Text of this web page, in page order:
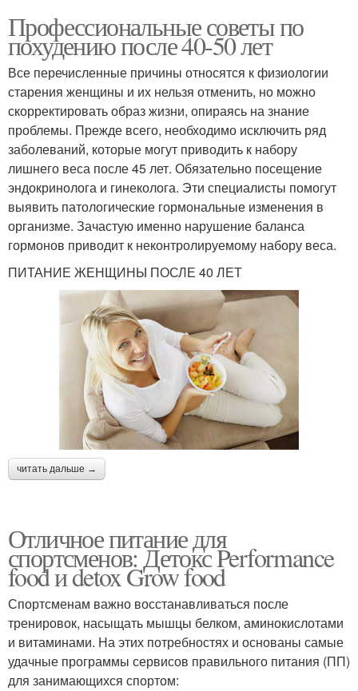
Профессиональные советы по
похудению после 40-50 лет
Все перечисленные причины относятся к физиологии
старения женщины и их нельзя отменить, но можно
скорректировать образ жизни, опираясь на знание
проблемы. Прежде всего, необходимо исключить ряд
заболеваний, которые могут приводить к набору
лишнего веса после 45 лет. Обязательно посещение
эндокринолога и гинеколога. Эти специалисты помогут
выявить патологические гормональные изменения в
организме. Зачастую именно нарушение баланса
гормонов приводит к неконтролируемому набору веса.
ПИТАНИЕ ЖЕНЩИНЫ ПОСЛЕ 40 ЛЕТ
читать дальше →
Отличное питание для
спортсменов: Детокс Performance
food и detox Grow food
Спортсменам важно восстанавливаться после
тренировок, насыщать мышцы белком, аминокислотами
и витаминами. На этих потребностях и основаны самые
удачные программы сервисов правильного питания (ПП)
для занимающихся спортом: